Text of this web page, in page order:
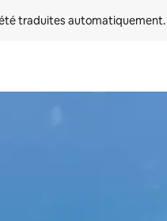
traduites automatiquement.